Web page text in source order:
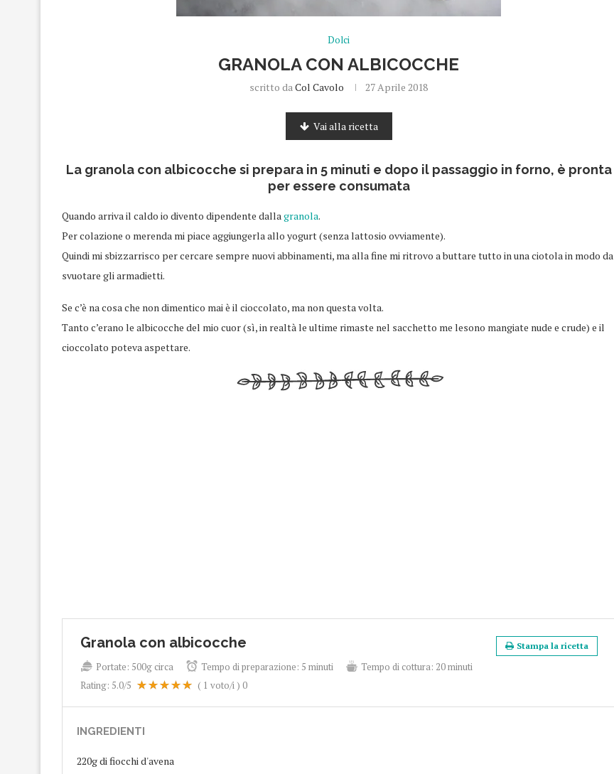
Dolci
GRANOLA CON ALBICOCCHE
scritto daCol Cavolo 27 Aprile 2018
Vai alla ricetta
La granola con albicocche si prepara in 5 minuti e dopo il passaggio in forno, è pronta
per essere consumata
Quando arriva il caldo io divento dipendente dallagranola.
Per colazione o merenda mi piace aggiungerla allo yogurt (senza lattosio ovviamente).
Quindi mi sbizzarrisco per cercare sempre nuovi abbinamenti, ma alla fine mi ritrovo a buttare tutto in una ciotola in modo da
svuotare gli armadietti.
Se c’è na cosa che non dimentico mai è il cioccolato, ma non questa volta.
Tanto c’erano le albicocche del mio cuor (sì, in realtà le ultime rimaste nel sacchetto me lesono mangiate nude e crude) e il
cioccolato poteva aspettare.
Granola con albicocche Stampa la ricetta
Portate: 500g circa Tempo di preparazione: 5 minuti Tempo di cottura: 20 minuti
Rating: 5.0/5 ( 1 voto/i ) 0
INGREDIENTI
220g di fiocchi d'avena